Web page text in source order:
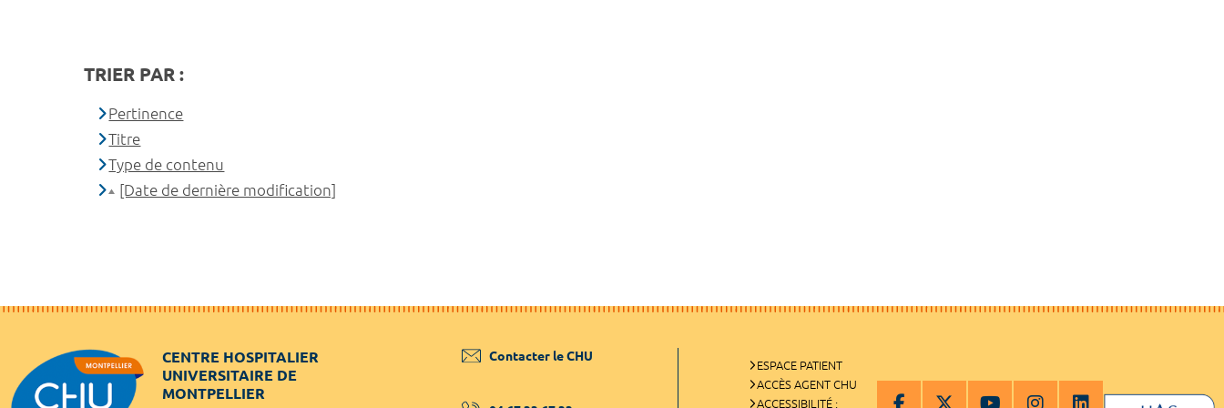
TRIER PAR :
Pertinence
Titre
Type de contenu
[Date de dernière modification]
CENTRE HOSPITALIER
UNIVERSITAIRE DE
MONTPELLIER
Contacter le CHU
ESPACE PATIENT
ACCÈS AGENT CHU
ACCESSIBILITÉ :